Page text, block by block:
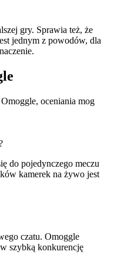
gry. Sprawia też, że
jednym z powodów, dla
oceniania mog
do pojedynczego meczu
kamerek na żywo jest
czatu. Omoggle
szybką konkurencję